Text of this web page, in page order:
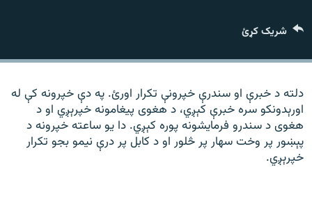
موږ وڅارئ
د ازادې اروپا راډیو ټولې ووبپاڼې
شریک کړئ
دلته د خبرې او سندرې خپرونې تکرار اورئ. په دې خپرونه کې له
اورېدونکو سره خبرې کېږي، د هغوی پیغامونه خپرېږي او د
هغوی د سندرو فرمایشونه پوره کېږي. دا یو ساعته خپرونه د
پېښور پر وخت سهار پر څلور او د کابل پر درې نیمو بجو تکرار
خپرېږي.